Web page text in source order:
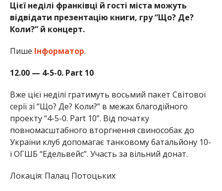
Цієї неділі франківці й гості міста можуть
відвідати презентацію книги, гру “Що? Де?
Коли?” й концерт.
Пише Інформатор.
12.00 — 4-5-0. Part 10
Вже цієї неділі гратимуть восьмий пакет Світової
серії зі “Що? Де? Коли?” в межах благодійного
проекту “4-5-0. Part 10”. Від початку
повномасштабного вторгнення свинособак до
України клуб допомагає танковому батальйону 10-
ї ОГШБ “Едельвейс”. Участь за вільний донат.
Локація: Палац Потоцьких